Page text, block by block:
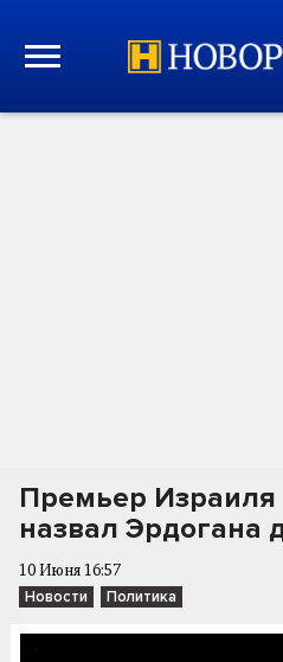
Премьер Израиля
назвал Эрдогана
10 Июня 16:57
Новости Политика